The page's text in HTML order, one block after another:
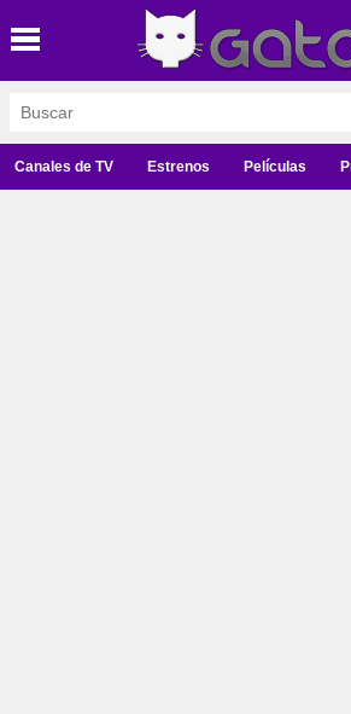
Canales de TV Estrenos Películas